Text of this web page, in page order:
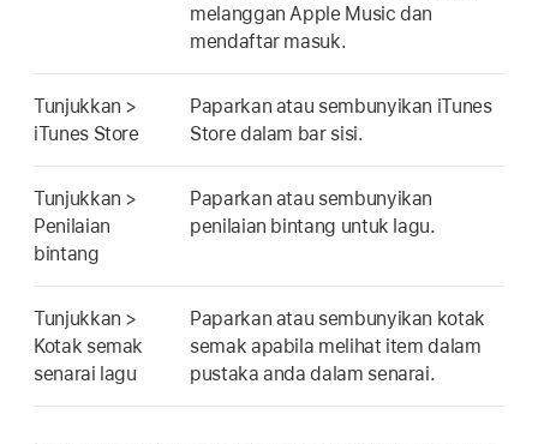
melanggan Apple Music dan
mendaftar masuk.
Tunjukkan >
iTunes Store
Paparkan atau sembunyikan iTunes
Store dalam bar sisi.
Tunjukkan >
Penilaian
bintang
Paparkan atau sembunyikan
penilaian bintang untuk lagu.
Tunjukkan >
Kotak semak
senarai lagu
Paparkan atau sembunyikan kotak
semak apabila melihat item dalam
pustaka anda dalam senarai.